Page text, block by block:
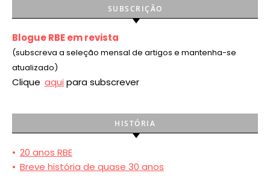
SUBSCRIÇÃO
Blogue RBE em revista
(subscreva a seleção mensal de artigos e mantenha-se
atualizado)
Clique aqui para subscrever
HISTÓRIA
• 20 anos RBE
• Breve história de quase 30 anos